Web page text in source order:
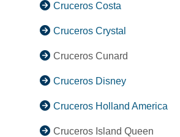
Cruceros Costa
Cruceros Crystal
Cruceros Cunard
Cruceros Disney
Cruceros Holland America
Cruceros Island Queen